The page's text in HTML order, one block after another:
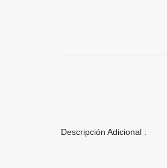
Descripción Adicional :